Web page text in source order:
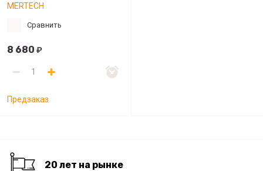
MERTECH
Сравнить
8 680 ₽
Предзаказ
20 лет на рынке